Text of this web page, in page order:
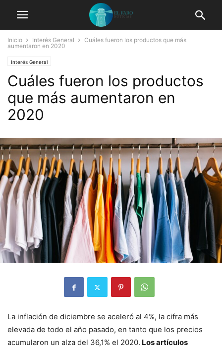
Inicio Interés General
Cuáles fueron los productos que más
aumentaron en 2020
Interés General
Cuáles fueron los productos
que más aumentaron en
2020
La inflación de diciembre se aceleró al 4%, la cifra más
elevada de todo el año pasado, en tanto que los precios
acumularon un alza del 36,1% el 2020. Los artículos